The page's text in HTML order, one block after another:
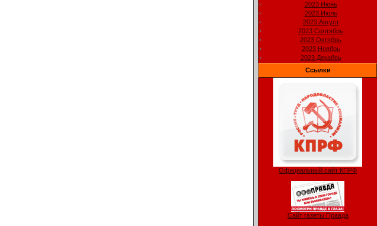
2023 Июнь
2023 Июль
2023 Август
2023 Сентябрь
2023 Октябрь
2023 Ноябрь
2023 Декабрь
Ссылки
Официальный сайт КПРФ
Сайт газеты Правда